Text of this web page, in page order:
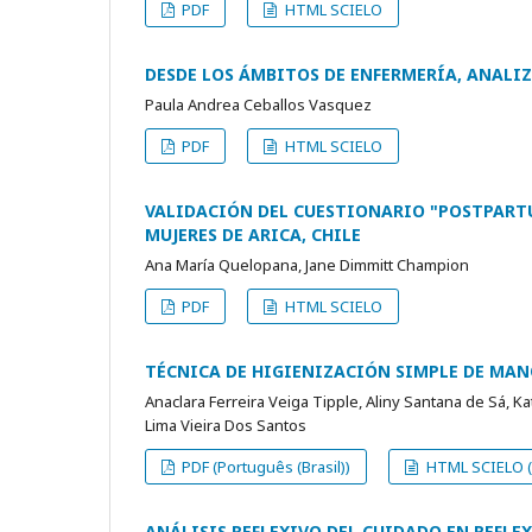
PDF HTML SCIELO
DESDE LOS ÁMBITOS DE ENFERMERÍA,
Paula Andrea Ceballos Vasquez
PDF
HTML SCIELO
VALIDACIÓN DEL CUESTIONARIO
MUJERES DE ARICA, CHILE
Ana María Quelopana, Jane Dimmitt Champion
PDF
HTML SCIELO
TÉCNICA DE HIGIENIZACIÓN SIMPLE DE
Anaclara Ferreira Veiga Tipple, Aliny Santana de Sá,
Lima Vieira Dos Santos
PDF (Português (Brasil))
HTML